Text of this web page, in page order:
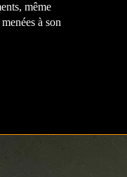
même
à son